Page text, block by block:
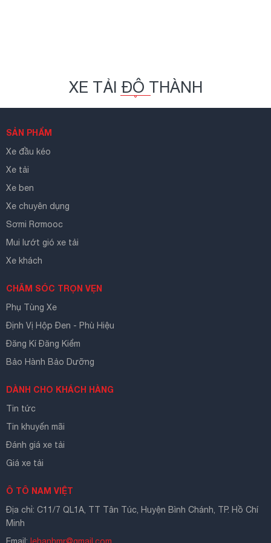
XE TẢI ĐÔ THÀNH
SẢN PHẨM
Xe đầu kéo
Xe tải
Xe ben
Xe chuyên dụng
Sơmi Rơmooc
Mui lướt gió xe tải
Xe khách
CHĂM SÓC TRỌN VẸN
Phụ Tùng Xe
Định Vị Hộp Đen - Phù Hiệu
Đăng Kí Đăng Kiểm
Bảo Hành Bảo Dưỡng
DÀNH CHO KHÁCH HÀNG
Tin tức
Tin khuyến mãi
Đánh giá xe tải
Giá xe tải
Ô TÔ NAM VIỆT
Địa chỉ: C11/7 QL1A, TT Tân Túc, Huyện Bình Chánh, TP. Hồ Chí
Minh